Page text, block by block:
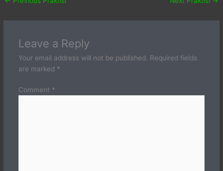
Leave a Reply
Your email address will not be published.
Required fields
are marked *
Comment *